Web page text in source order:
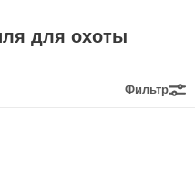
для охоты
Фильтр